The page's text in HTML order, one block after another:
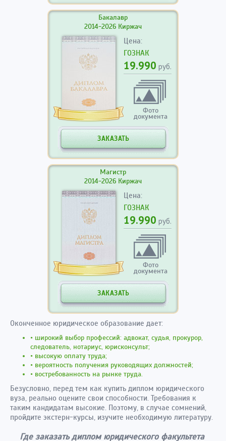
Бакалавр
2014-2026 Киржач
Цена:
ГОЗНАК
19.990 руб.
Фото
документа
ЗАКАЗАТЬ
Магистр
2014-2026 Киржач
Цена:
ГОЗНАК
19.990 руб.
Фото
документа
ЗАКАЗАТЬ
Оконченное юридическое образование дает:
• широкий выбор профессий: адвокат, судья, прокурор,
следователь, нотариус, юрисконсульт;
• высокую оплату труда;
• вероятность получения руководящих должностей;
• востребованность на рынке труда.
Безусловно, перед тем как купить диплом юридического
вуза, реально оцените свои способности. Требования к
таким кандидатам высокие. Поэтому, в случае сомнений,
пройдите экстерн-курсы, изучите необходимую литературу.
Где заказать диплом юридического факультета